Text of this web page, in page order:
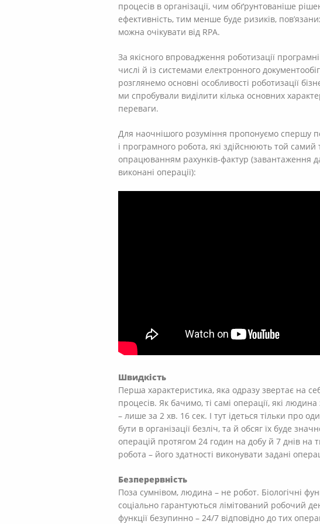
процесів в організації, чим обґрунтованіше
ефективність, тим менше буде ризиків,
можна очікувати від RPA.
За якісного впровадження роботизації
числі й із системами електронного
розглянемо основні особливості роботизації
ми спробували виділити кілька основних
переваги.
Для наочнішого розуміння пропонуємо спершу
і програмного робота, які здійснюють той самий
опрацюванням рахунків-фактур (завантаження
виконані операції):
Швидкість
Перша характеристика, яка одразу звертає на
процесів. Як бачимо, ті самі операції, які
– лише за 2 хв. 16 сек. І тут ідеться тільки про
бути в організації безліч, та й обсяг їх буде
операцій протягом 24 годин на добу й 7 днів
робота – його здатності виконувати задані
Безперервність
Поза сумнівом, людина – не робот. Біологічні
соціально гарантуються лімітований робочий
функції безупинно – 24/7 відповідно до тих